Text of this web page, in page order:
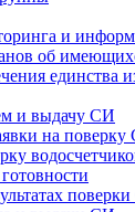
и
об
единства
и выдачу СИ
на поверку